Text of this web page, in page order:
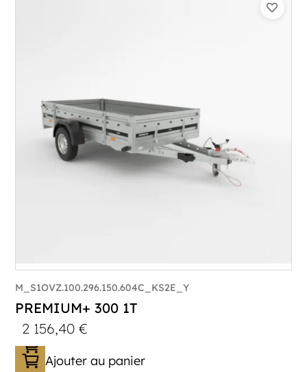
M_S1OVZ.100.296.150.604C_KS2E_Y
PREMIUM+ 300 1T
2 156,40€
Ajouter au panier